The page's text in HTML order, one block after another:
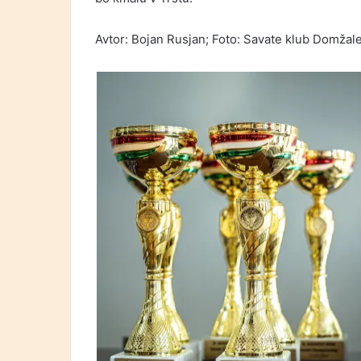
Avtor: Bojan Rusjan; Foto: Savate klub